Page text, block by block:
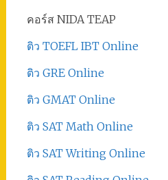
คอร์ส NIDA TEAP
ติว TOEFL IBT Online
ติว GRE Online
ติว GMAT Online
ติว SAT Math Online
ติว SAT Writing Online